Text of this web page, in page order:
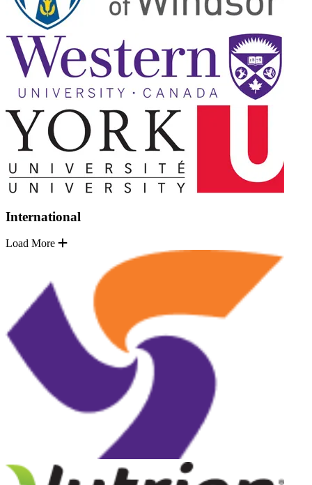
International
Load More